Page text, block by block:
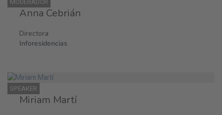
Anna Cebrián
Directora
Inforesidencias
SPEAKER
Miriam Martí